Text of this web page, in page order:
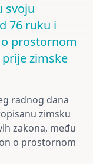
svoju
76 ruku i
prostornom
zimske
radnog dana
zimsku
zakona, među
o prostornom